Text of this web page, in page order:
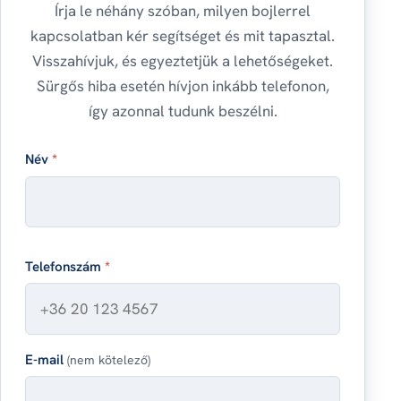
Írja le néhány szóban, milyen bojlerrel
kapcsolatban kér segítséget és mit tapasztal.
Visszahívjuk, és egyeztetjük a lehetőségeket.
Sürgős hiba esetén hívjon inkább telefonon,
így azonnal tudunk beszélni.
Név*
Telefonszám*
E-mail(nem kötelező)